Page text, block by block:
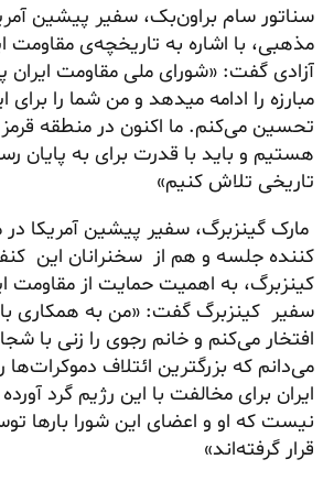
سناتور سام براون‌بک، سفیر پیشین
مذهبی، با اشاره به تاریخچه‌ی مقاومت
آزادی گفت: «شورای ملی مقاومت
مبارزه را ادامه میدهد و من شما را برای
تحسین می‌کنم. ما اکنون در منطقه
هستیم و باید با قدرت برای به پایان
تاریخی تلاش کنیم»
مارک گینزبرگ، سفیر پیشین آمریکا در
کننده جلسه و هم از سخنرانان این
کینزبرگ، به اهمیت حمایت از مقاومت
سفیر کینزبرگ گفت: «من به همکاری
افتخار می‌کنم و خانم رجوی را زنی با
می‌دانم که بزرگترین ائتلاف دموکرات‌ها
ایران برای مخالفت با این رژیم گرد
نیست که او و اعضای این شورا بارها
قرار گرفته‌اند»